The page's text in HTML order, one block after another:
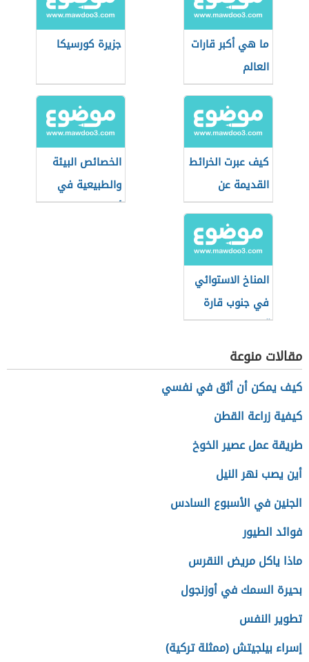
ما هي أكبر قارات
العالم
جزيرة كورسيكا
كيف عبرت الخرائط
القديمة عن
القطب الشمالي؟
الخصائص البيئة
والطبيعية في
أوقيانوسيا
المناخ الاستوائي
في جنوب قارة
آسيا
مقالات منوعة
كيف يمكن أن أثق في نفسي
كيفية زراعة القطن
طريقة عمل عصير الخوخ
أين يصب نهر النيل
الجنين في الأسبوع السادس
فوائد الطيور
ماذا ياكل مريض النقرس
بحيرة السمك في أوزنجول
تطوير النفس
إسراء بيلجيتش (ممثلة تركية)